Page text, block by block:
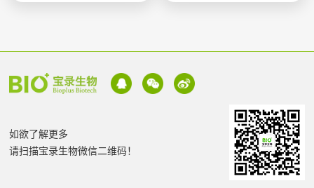
如欲了解更多
请扫描宝录生物微信二维码！